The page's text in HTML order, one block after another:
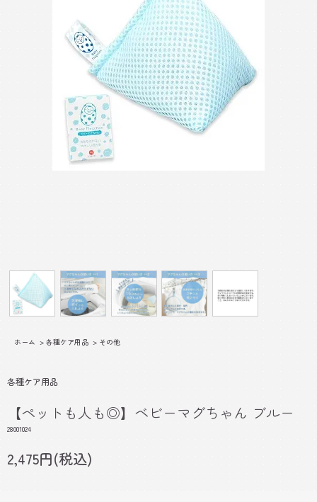
ホーム > 各種ケア用品 > その他
各種ケア用品
【ペットも人も◎】ベビーマグちゃん ブルー
28001024
2,475円(税込)